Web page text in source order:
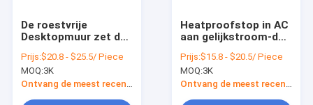
De roestvrije
Desktopmuur zet de
Machtsadapter 400W
op
Prijs:$20.8 - $25.5/ Piece
MOQ:3K
Ontvang de meest recente Prijs
Heatproofstop in AC
aan gelijkstroom-de
van de
Machtsadapter
Prijs:$15.8 - $20.5/ Piece
MOQ:3K
Ontvang de meest recente Prijs